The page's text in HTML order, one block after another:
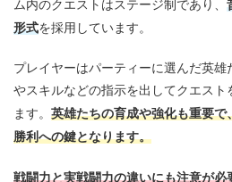
ム内のクエストはステージ制であり、
形式を採用しています。
プレイヤーはパーティーに選んだ英
やスキルなどの指示を出してクエスト
ます。 英雄たちの育成や強化も重要
勝利への鍵となります。
戦闘力と実戦闘力の違いにも注意が必